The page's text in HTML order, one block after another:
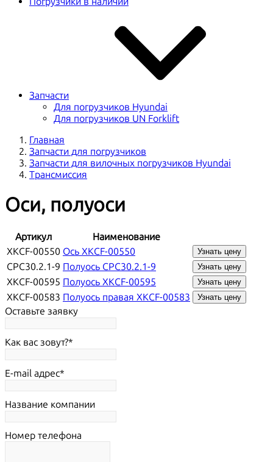
Запчасти
Для погрузчиков Hyundai
Для погрузчиков UN Forklift
Главная
Запчасти для погрузчиков
Запчасти для вилочных погрузчиков Hyundai
Трансмиссия
Оси, полуоси
Артикул
Наименование
XKCF-00550 Ось XKCF-00550 Узнать цену
CPC30.2.1-9 Полуось CPC30.2.1-9 Узнать цену
XKCF-00595 Полуось XKCF-00595 Узнать цену
XKCF-00583 Полуось правая XKCF-00583 Узнать цену
Оставьте заявку
Как вас зовут?
E-mail адрес
Название компании
Номер телефона